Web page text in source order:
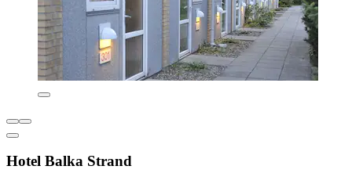
Hotel Balka Strand